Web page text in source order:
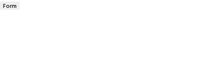
Form